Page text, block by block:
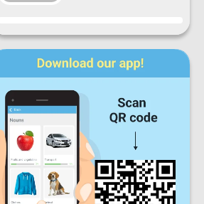
Proqress
Bazar
Ertəsi axşamı
Çərşənbə Cümə
Şənbə Bazar
Gündəlik inkişaf